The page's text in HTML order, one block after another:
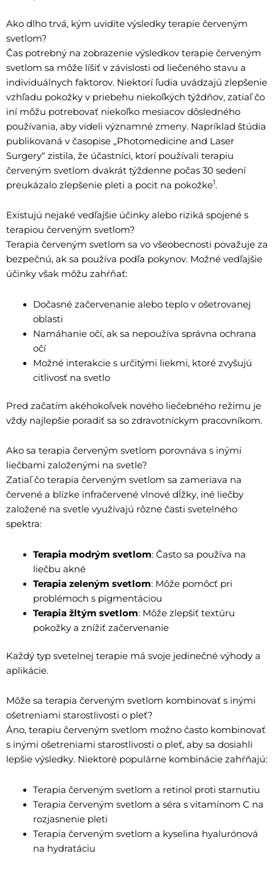
Ako dlho trvá, kým uvidíte výsledky terapie červeným
svetlom?
Čas potrebný na zobrazenie výsledkov terapie červeným
svetlom sa môže líšiť v závislosti od liečeného stavu a
individuálnych faktorov. Niektorí ľudia uvádzajú zlepšenie
vzhľadu pokožky v priebehu niekoľkých týždňov, zatiaľ čo
iní môžu potrebovať niekoľko mesiacov dôsledného
používania, aby videli významné zmeny. Napríklad štúdia
publikovaná v časopise „Photomedicine and Laser
Surgery“ zistila, že účastníci, ktorí používali terapiu
červeným svetlom dvakrát týždenne počas 30 sedení
preukázalo zlepšenie pleti a pocit na pokožke1.
Existujú nejaké vedľajšie účinky alebo riziká spojené s
terapiou červeným svetlom?
Terapia červeným svetlom sa vo všeobecnosti považuje za
bezpečnú, ak sa používa podľa pokynov. Možné vedľajšie
účinky však môžu zahŕňať:
Dočasné začervenanie alebo teplo v ošetrovanej
oblasti
Namáhanie očí, ak sa nepoužíva správna ochrana
očí
Možné interakcie s určitými liekmi, ktoré zvyšujú
citlivosť na svetlo
Pred začatím akéhokoľvek nového liečebného režimu je
vždy najlepšie poradiť sa so zdravotníckym pracovníkom.
Ako sa terapia červeným svetlom porovnáva s inými
liečbami založenými na svetle?
Zatiaľ čo terapia červeným svetlom sa zameriava na
červené a blízke infračervené vlnové dĺžky, iné liečby
založené na svetle využívajú rôzne časti svetelného
spektra:
Terapia modrým svetlom: Často sa používa na
liečbu akné
Terapia zeleným svetlom: Môže pomôcť pri
problémoch s pigmentáciou
Terapia žltým svetlom: Môže zlepšiť textúru
pokožky a znížiť začervenanie
Každý typ svetelnej terapie má svoje jedinečné výhody a
aplikácie.
Môže sa terapia červeným svetlom kombinovať s inými
ošetreniami starostlivosti o pleť?
Áno, terapiu červeným svetlom možno často kombinovať
s inými ošetreniami starostlivosti o pleť, aby sa dosiahli
lepšie výsledky. Niektoré populárne kombinácie zahŕňajú:
Terapia červeným svetlom a retinol proti starnutiu
Terapia červeným svetlom a séra s vitamínom C na
rozjasnenie pleti
Terapia červeným svetlom a kyselina hyalurónová
na hydratáciu